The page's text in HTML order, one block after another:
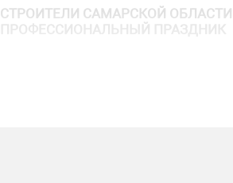
СТРОИТЕЛИ САМАРСКОЙ